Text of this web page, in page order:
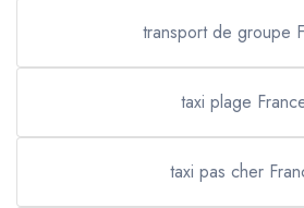
transport de groupe
taxi plage
taxi pas cher